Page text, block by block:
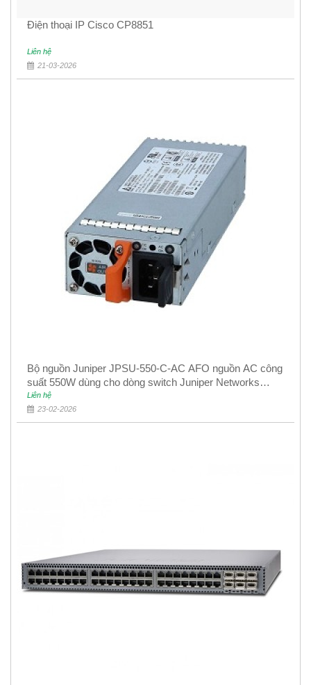
Điện thoại IP Cisco CP8851
Liên hệ
21-03-2026
Bộ nguồn Juniper JPSU-550-C-AC AFO nguồn AC công
suất 550W dùng cho dòng switch Juniper Networks
EX4400
Liên hệ
23-02-2026